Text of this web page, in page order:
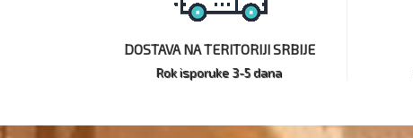
DOSTAVA NA TERITORIJI SRBIJE
Rok isporuke 3-5 dana